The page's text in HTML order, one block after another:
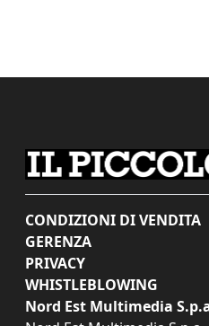
CONDIZIONI DI VENDITA
GERENZA
PRIVACY
WHISTLEBLOWING
Nord Est Multimedia